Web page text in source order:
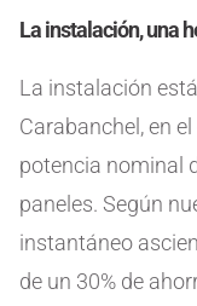
La instalación, una
La instalación
Carabanchel, en
potencia nominal
paneles. Según
instantáneo
de un 30% de